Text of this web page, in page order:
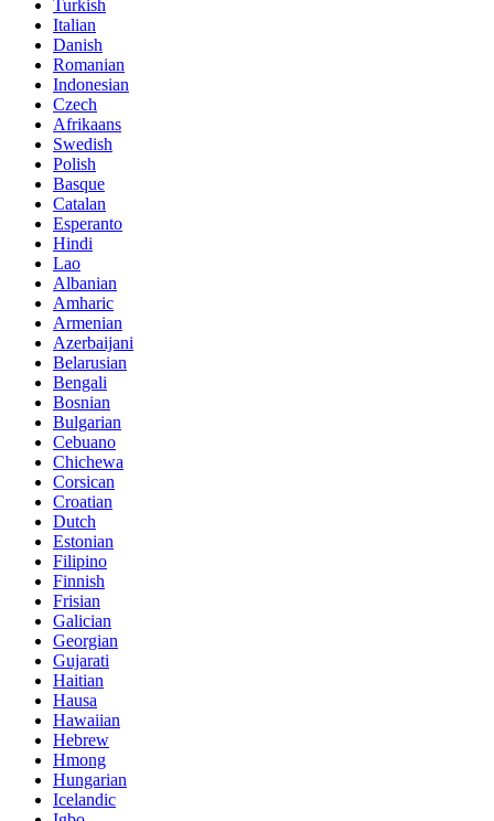
Turkish
Italian
Danish
Romanian
Indonesian
Czech
Afrikaans
Swedish
Polish
Basque
Catalan
Esperanto
Hindi
Lao
Albanian
Amharic
Armenian
Azerbaijani
Belarusian
Bengali
Bosnian
Bulgarian
Cebuano
Chichewa
Corsican
Croatian
Dutch
Estonian
Filipino
Finnish
Frisian
Galician
Georgian
Gujarati
Haitian
Hausa
Hawaiian
Hebrew
Hmong
Hungarian
Icelandic